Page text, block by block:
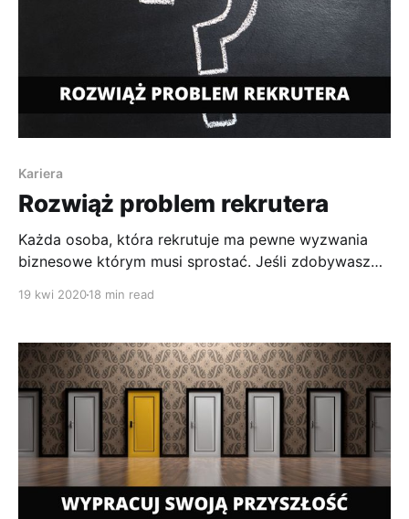
Kariera
Rozwiąż problem rekrutera
Każda osoba, która rekrutuje ma pewne wyzwania
biznesowe którym musi sprostać. Jeśli zdobywasz
19 kwi 202018 min read